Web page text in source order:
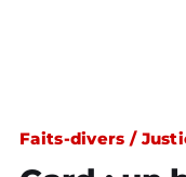
Faits-divers /